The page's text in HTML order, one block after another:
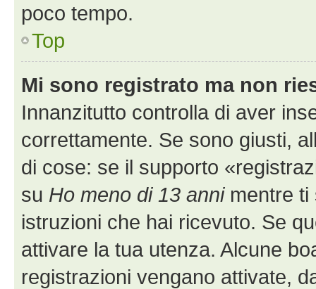
poco tempo.
Top
Mi sono registrato ma non
Innanzitutto controlla di aver
correttamente. Se sono giusti,
di cose: se il supporto
su Ho meno di 13 annimentre ti
istruzioni che hai ricevuto. Se
attivare la tua utenza. Alcune
registrazioni vengano attivate,